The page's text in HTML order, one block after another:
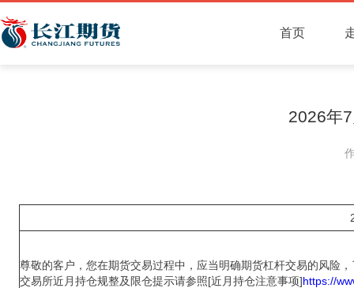
首页
2026年
尊敬的客户，您在期货交易过程中，应当明确期货杠杆交易的风险
交易所近月持仓规整及限仓提示请参照[近月持仓注意事项]https://